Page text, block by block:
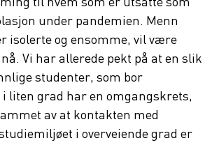
under pandemien. Menn
isolerte og ensomme, vil være
Vi har allerede pekt på at en slik
studenter, som bor
liten grad har en omgangskrets,
av at kontakten med
i overveiende grad er